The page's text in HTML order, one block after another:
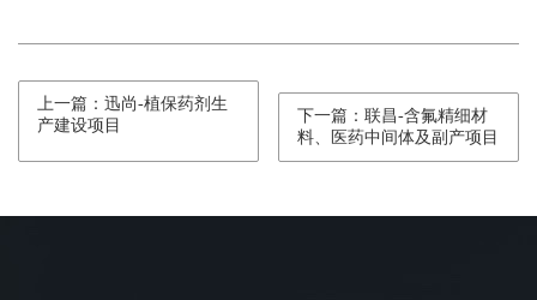
上一篇：迅尚-植保药剂生
产建设项目
下一篇：联昌-含氟精细材
料、医药中间体及副产项目